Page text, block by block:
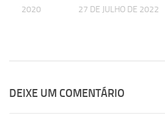
27 DE JULHO DE 2022
DE 2020
DEIXE UM COMENTÁRIO